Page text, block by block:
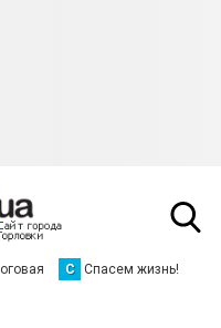
С Спасем жизнь!